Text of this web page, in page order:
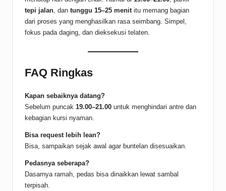
tepi jalan, dan tunggu 15–25 menititu memang bagian
dari proses yang menghasilkan rasa seimbang. Simpel,
fokus pada daging, dan dieksekusi telaten.
FAQ Ringkas
Kapan sebaiknya datang?
Sebelum puncak 19.00–21.00 untuk menghindari antre dan
kebagian kursi nyaman.
Bisa request lebih lean?
Bisa, sampaikan sejak awal agar buntelan disesuaikan.
Pedasnya seberapa?
Dasarnya ramah, pedas bisa dinaikkan lewat sambal
terpisah.